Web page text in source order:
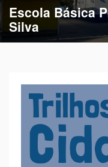
Escola Básica
Silva